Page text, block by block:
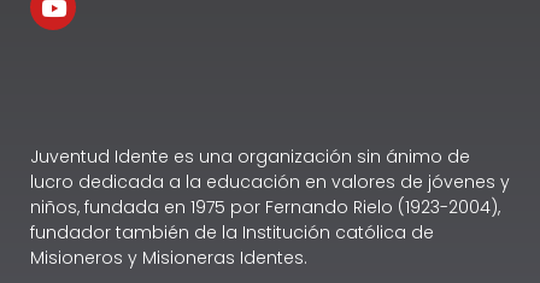
Juventud Idente es una organización sin ánimo de
lucro dedicada a la educación en valores de jóvenes y
niños, fundada en 1975 por Fernando Rielo (1923-2004),
fundador también de la Institución católica de
Misioneros y Misioneras Identes.